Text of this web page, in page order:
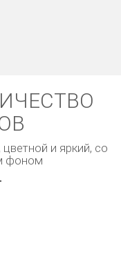
и яркий, со
фоном